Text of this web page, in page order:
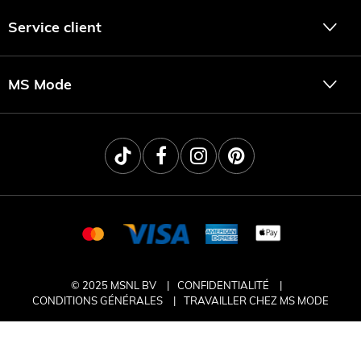
Service client
MS Mode
© 2025 MSNL BV
CONFIDENTIALITÉ
CONDITIONS GÉNÉRALES
TRAVAILLER CHEZ MS MODE